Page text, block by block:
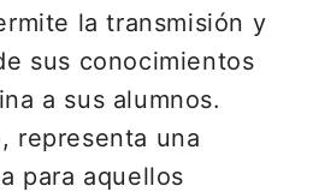
la transmisión y
sus conocimientos
a sus alumnos.
representa una
para aquellos